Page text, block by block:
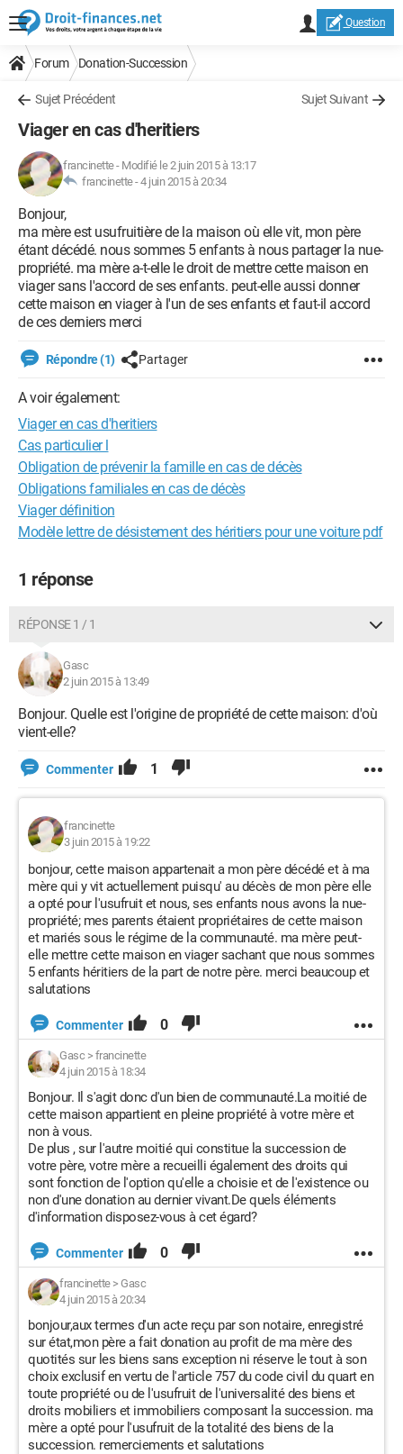
Question
Forum Donation-Succession
Sujet Précédent Sujet Suivant
Viager en cas d'heritiers
francinette- Modifié le 2 juin 2015 à 13:17
francinette -4 juin 2015 à 20:34
Bonjour,
ma mère est usufruitière de la maison où elle vit, mon père
étant décédé. nous sommes 5 enfants à nous partager la nue-
propriété. ma mère a-t-elle le droit de mettre cette maison en
viager sans l'accord de ses enfants. peut-elle aussi donner
cette maison en viager à l'un de ses enfants et faut-il accord
de ces derniers merci
Répondre (1) Partager
A voir également:
Viager en cas d'heritiers
Cas particulier l
Obligation de prévenir la famille en cas de décès
Obligations familiales en cas de décès
Viager définition
Modèle lettre de désistement des héritiers pour une voiture pdf
1 réponse
RÉPONSE 1 / 1
Gasc
2 juin 2015 à 13:49
Bonjour. Quelle est l'origine de propriété de cette maison: d'où
vient-elle?
Commenter 1
francinette
3 juin 2015 à 19:22
bonjour, cette maison appartenait a mon père décédé et à ma
mère qui y vit actuellement puisqu' au décès de mon père elle
a opté pour l'usufruit et nous, ses enfants nous avons la nue-
propriété; mes parents étaient propriétaires de cette maison
et mariés sous le régime de la communauté. ma mère peut-
elle mettre cette maison en viager sachant que nous sommes
5 enfants héritiers de la part de notre père. merci beaucoup et
salutations
Commenter 0
Gasc > francinette
4 juin 2015 à 18:34
Bonjour. Il s'agit donc d'un bien de communauté.La moitié de
cette maison appartient en pleine propriété à votre mère et
non à vous.
De plus , sur l'autre moitié qui constitue la succession de
votre père, votre mère a recueilli également des droits qui
sont fonction de l'option qu'elle a choisie et de l'existence ou
non d'une donation au dernier vivant.De quels éléments
d'information disposez-vous à cet égard?
Commenter 0
francinette> Gasc
4 juin 2015 à 20:34
bonjour,aux termes d'un acte reçu par son notaire, enregistré
sur état,mon père a fait donation au profit de ma mère des
quotités sur les biens sans exception ni réserve le tout à son
choix exclusif en vertu de l'article 757 du code civil du quart en
toute propriété ou de l'usufruit de l'universalité des biens et
droits mobiliers et immobiliers composant la succession. ma
mère a opté pour l'usufruit de la totalité des biens de la
succession. remerciements et salutations